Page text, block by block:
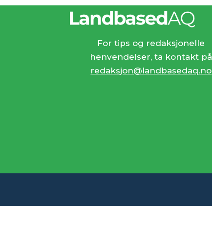
For tips og redaksjonelle
henvendelser, ta kontakt på
redaksjon@landbasedaq.no